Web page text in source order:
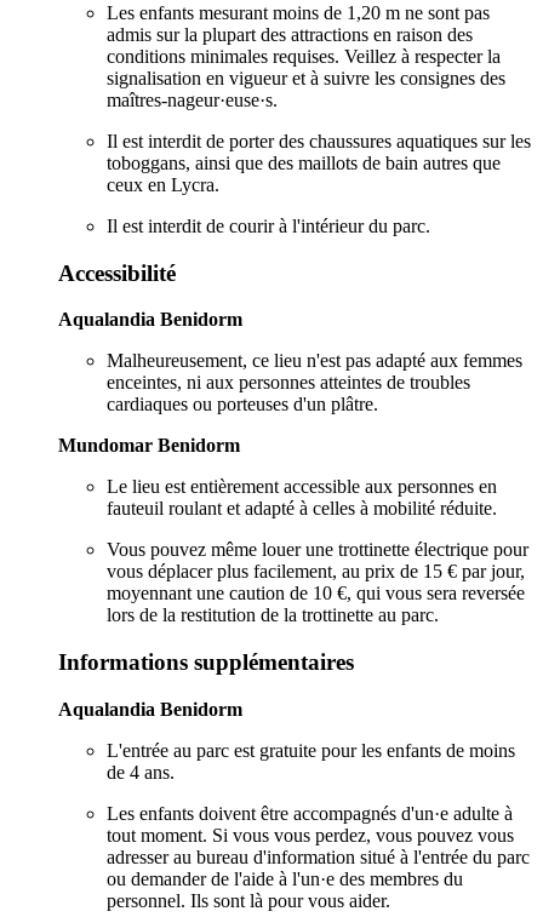
Les enfants mesurant moins de 1,20 m ne sont pas
admis sur la plupart des attractions en raison des
conditions minimales requises. Veillez à respecter la
signalisation en vigueur et à suivre les consignes des
maîtres-nageur·euse·s.
Il est interdit de porter des chaussures aquatiques sur les
toboggans, ainsi que des maillots de bain autres que
ceux en Lycra.
Il est interdit de courir à l'intérieur du parc.
Accessibilité
Aqualandia Benidorm
Malheureusement, ce lieu n'est pas adapté aux femmes
enceintes, ni aux personnes atteintes de troubles
cardiaques ou porteuses d'un plâtre.
Mundomar Benidorm
Le lieu est entièrement accessible aux personnes en
fauteuil roulant et adapté à celles à mobilité réduite.
Vous pouvez même louer une trottinette électrique pour
vous déplacer plus facilement, au prix de 15 € par jour,
moyennant une caution de 10 €, qui vous sera reversée
lors de la restitution de la trottinette au parc.
Informations supplémentaires
Aqualandia Benidorm
L'entrée au parc est gratuite pour les enfants de moins
de 4 ans.
Les enfants doivent être accompagnés d'un·e adulte à
tout moment. Si vous vous perdez, vous pouvez vous
adresser au bureau d'information situé à l'entrée du parc
ou demander de l'aide à l'un·e des membres du
personnel. Ils sont là pour vous aider.